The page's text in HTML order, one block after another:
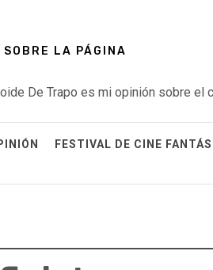
SOBRE LA PÁGINA
De Trapo es mi opinión sobre el
FESTIVAL DE CINE